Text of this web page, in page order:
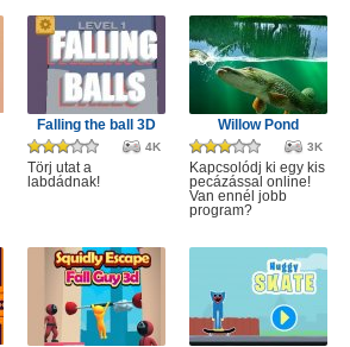
Falling the ball 3D
4K
Törj utat a
labdádnak!
Willow Pond
3K
Kapcsolódj ki egy kis
pecázással online!
Van ennél jobb
program?